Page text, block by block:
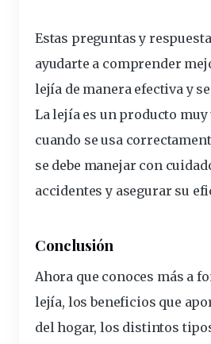
Estas preguntas y
ayudarte a comprender
lejía de manera efectiva y
La lejía es un producto
cuando se usa
se debe manejar con
accidentes y asegurar su
Conclusión
Ahora que conoces más a
lejía, los beneficios que
del hogar, los distintos